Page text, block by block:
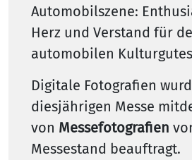
Automobilszene:
Herz und Verstand für
automobilen
Digitale Fotografien
diesjährigen Messe
von Messefotografien
Messestand beauftragt.